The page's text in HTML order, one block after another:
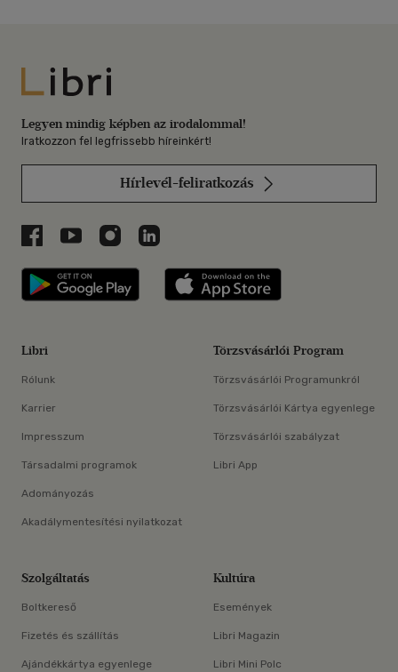
Libri
Legyen mindig képben az irodalommal!
Iratkozzon fel legfrissebb híreinkért!
Hírlevél-feliratkozás
Libri a Facebookon
Libri a Youtube-on
Libri az Instagramon
Libri a LinkedInen
Libri applikáció Szerezd meg: Google
Libri
Rólunk
Karrier
Impresszum
Társadalmi programok
Adományozás
Akadálymentesítési nyilatkozat
Törzsvásárlói Program
Törzsvásárlói Programunkról
Törzsvásárlói Kártya egyenlege
Törzsvásárlói szabályzat
Libri App
Szolgáltatás
Boltkereső
Fizetés és szállítás
Ajándékkártya egyenlege
Kultúra
Események
Libri Magazin
Libri Mini Polc